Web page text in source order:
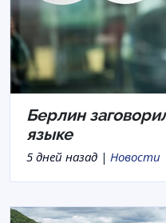
Берлин
языке
5 дней назад | Новости